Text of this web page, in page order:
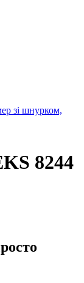
зі шнурком,
8244